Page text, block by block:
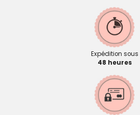
Expédition sous
48 heures